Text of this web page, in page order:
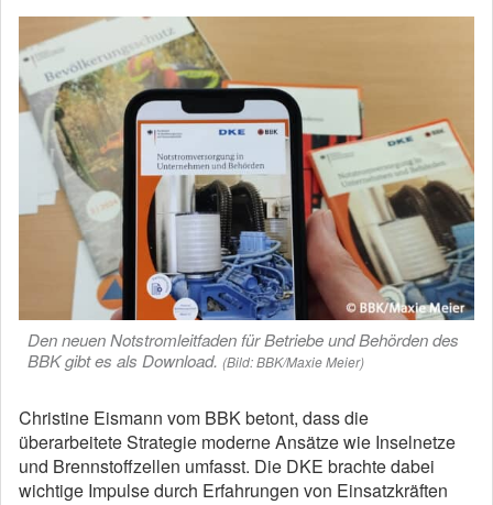
Den neuen Notstromleitfaden für Betriebe und Behörden des
BBK gibt es als Download. (Bild: BBK/Maxie Meier)
Christine Eismann vom BBK betont, dass die
überarbeitete Strategie moderne Ansätze wie Inselnetze
und Brennstoffzellen umfasst. Die DKE brachte dabei
wichtige Impulse durch Erfahrungen von Einsatzkräften